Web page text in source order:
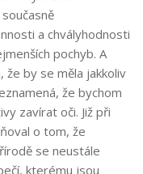
a chvályhodnosti
pochyb. A
že by se měla jakkoliv
že bychom
zavírat oči. Již při
o tom, že
se neustále
kterému jsou